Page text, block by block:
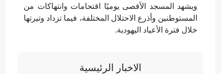
ويشهد المسجد الأقصى يوميًا اقتحامات وانتهاكات من
المستوطنين وأذرع الاحتلال المختلفة، فيما تزداد وتيرتها
خلال فترة الأعياد اليهودية.
الاخبار الرئيسية